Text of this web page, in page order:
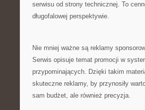
serwisu od strony technicznej. To
długofalowej perspektywie.
Nie mniej ważne są reklamy
Serwis opisuje temat promocji w
przypominających. Dzięki takim
skuteczne reklamy, by przynosiły
sam budżet, ale również precyzja.